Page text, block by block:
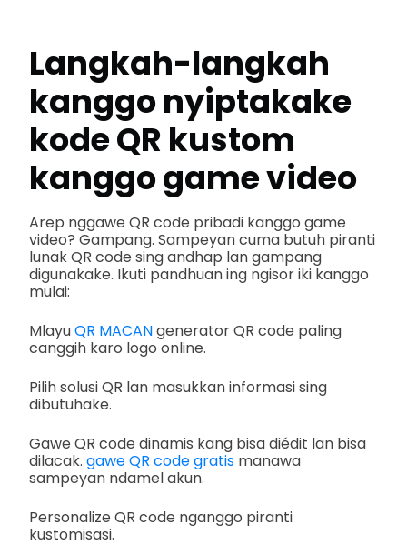
Langkah-langkah
kanggo nyiptakake
kode QR kustom
kanggo game video
Arep nggawe QR code pribadi kanggo game
video? Gampang. Sampeyan cuma butuh piranti
lunak QR code sing andhap lan gampang
digunakake. Ikuti pandhuan ing ngisor iki kanggo
mulai:
MlayuQR MACANgenerator QR code paling
canggih karo logo online.
Pilih solusi QR lan masukkan informasi sing
dibutuhake.
Gawe QR code dinamis kang bisa diédit lan bisa
dilacak. gawe QR code gratis manawa
sampeyan ndamel akun.
Personalize QR code nganggo piranti
kustomisasi.